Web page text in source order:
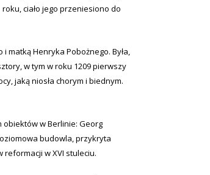
ciało jego przeniesiono do
i matką Henryka Pobożnego. Była,
w tym w roku 1209 pierwszy
jaką niosła chorym i biednym.
w Berlinie: Georg
budowla, przykryta
reformacji w XVI stuleciu.